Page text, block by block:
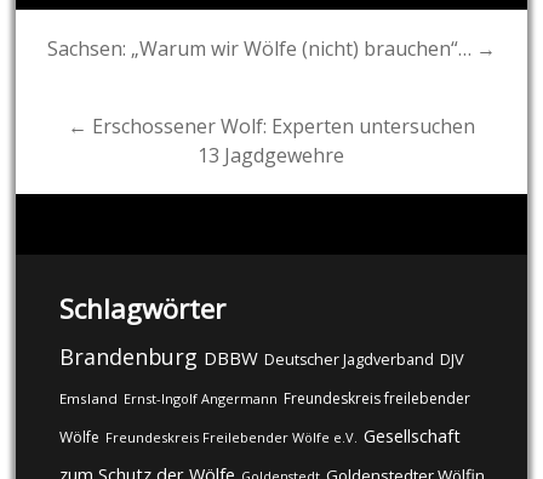
Post
Sachsen: „Warum wir Wölfe (nicht) brauchen“… →
← Erschossener Wolf: Experten untersuchen
13 Jagdgewehre
Schlagwörter
Brandenburg DBBW Deutscher Jagdverband DJV
Emsland Ernst-Ingolf Angermann Freundeskreis freilebender
Wölfe Freundeskreis Freilebender Wölfe e.V. Gesellschaft